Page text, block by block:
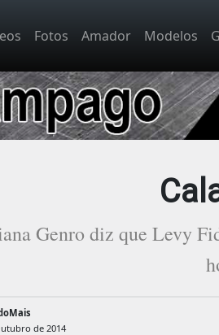
Fotos Amador Modelos
Genro diz que Levy
de 2014